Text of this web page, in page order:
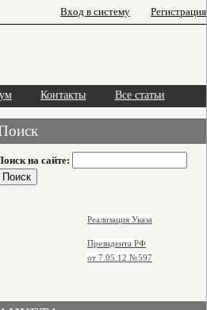
Вход в систему Регистрация
Контакты Все статьи
на сайте:
Реализация Указа
Президента РФ
от 7.05.12 №597